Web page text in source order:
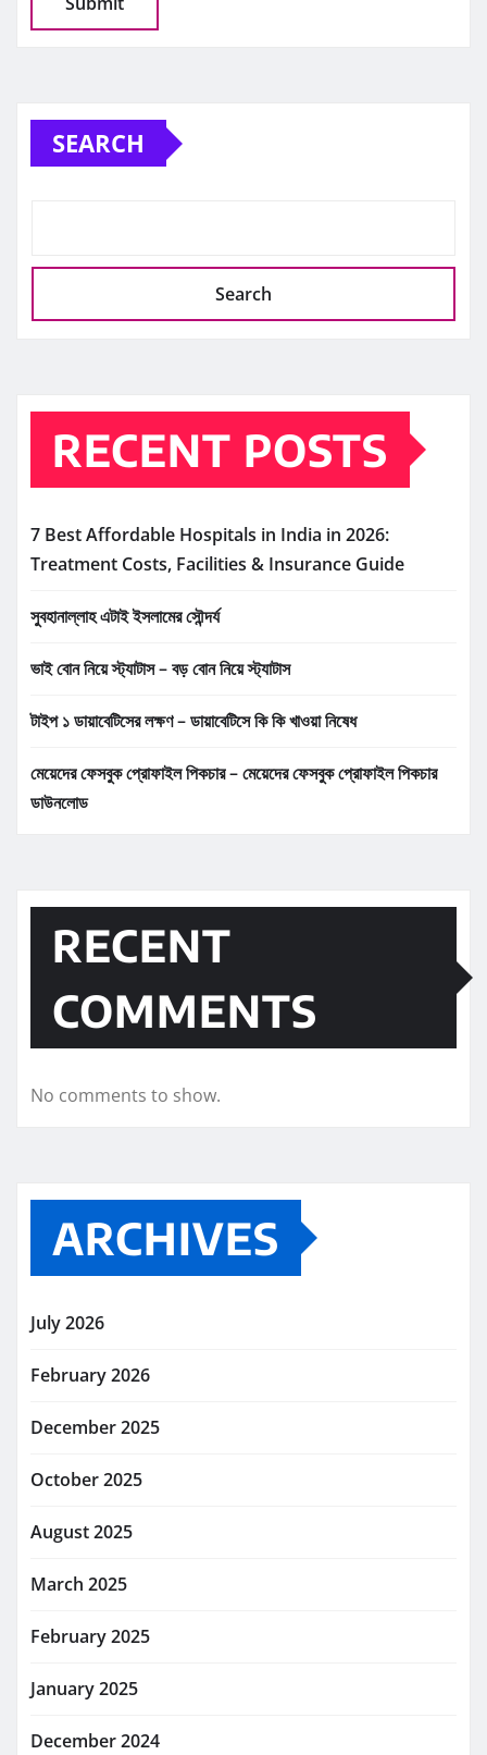
SEARCH
Search
RECENT POSTS
7 Best Affordable Hospitals in India in 2026:
Treatment Costs, Facilities & Insurance Guide
সুবহানাল্লাহ এটাই ইসলামের সৌন্দর্য
ভাই বোন নিয়ে স্ট্যাটাস – বড় বোন নিয়ে স্ট্যাটাস
টাইপ ১ ডায়াবেটিসের লক্ষণ – ডায়াবেটিসে কি কি খাওয়া নিষেধ
মেয়েদের ফেসবুক প্রোফাইল পিকচার – মেয়েদের ফেসবুক প্রোফাইল পিকচার
ডাউনলোড
RECENT
COMMENTS
No comments to show.
ARCHIVES
July 2026
February 2026
December 2025
October 2025
August 2025
March 2025
February 2025
January 2025
December 2024